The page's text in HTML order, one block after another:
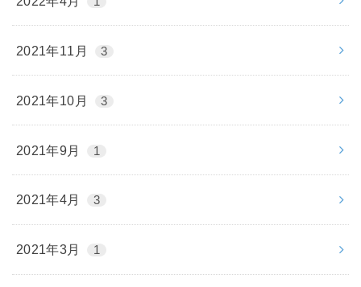
2021年11月 3
2021年10月 3
2021年9月 1
2021年4月 3
2021年3月 1